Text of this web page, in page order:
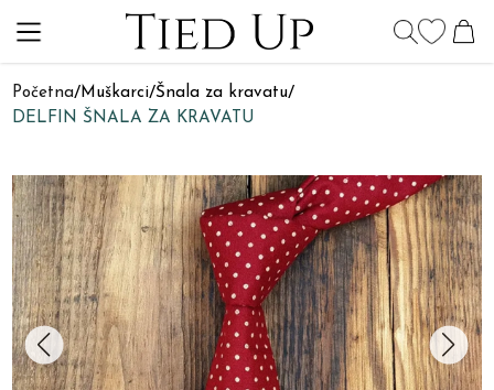
Početna/Muškarci/Šnala za kravatu/
DELFIN ŠNALA ZA KRAVATU